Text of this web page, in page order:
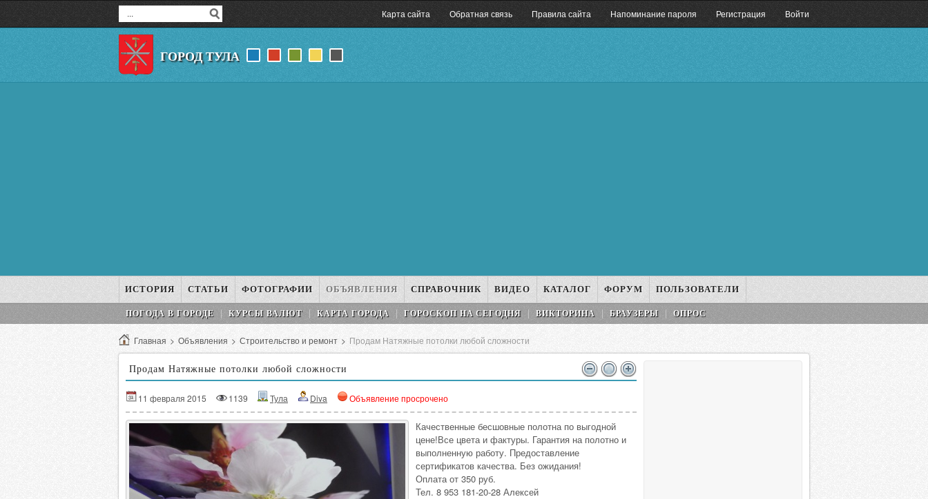
Карта сайта Обратная связь Правила сайта Напоминание пароля Регистрация Войти
ГОРОД ТУЛА
ИСТОРИЯ СТАТЬИ ФОТОГРАФИИ ОБЪЯВЛЕНИЯ СПРАВОЧНИК ВИДЕО КАТАЛОГ ФОРУМ ПОЛЬЗОВАТЕЛИ
ПОГОДА В ГОРОДЕ КУРСЫ ВАЛЮТ КАРТА ГОРОДА ГОРОСКОП НA СEГОДНЯ ВИКТОРИНА БРАУЗЕРЫ ОПРОС
Главная > Объявления > Строительство и ремонт > Продам Натяжные потолки любой сложности
Продам Натяжные потолки любой сложности
11 февраля 2015 1139 Тула Diva Объявление просрочено
Качественные бесшовные полотна по выгодной
цене!Все цвета и фактуры. Гарантия на полотно и
выполненную работу. Предоставление
сертификатов качества. Без ожидания!
Оплата от 350 руб.
Тел. 8 953 181-20-28 Алексей